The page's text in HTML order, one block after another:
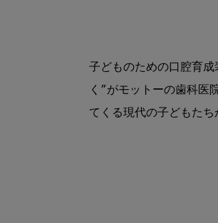
子どものための口腔育
く”がモットーの歯科医
てくる現代の子どもたち